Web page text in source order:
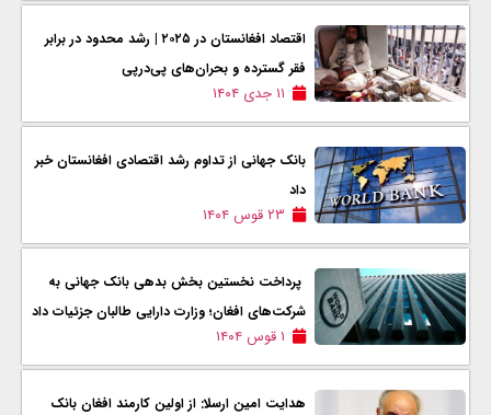
اقتصاد افغانستان در ۲۰۲۵ | رشد محدود در برابر
فقر گسترده و بحران‌های پی‌درپی
۱۱ جدی ۱۴۰۴
بانک جهانی از تداوم رشد اقتصادی افغانستان خبر
داد
۲۳ قوس ۱۴۰۴
پرداخت نخستین بخش بدهی بانک جهانی به
شرکت‌های افغان؛ وزارت دارایی طالبان جزئیات داد
۱ قوس ۱۴۰۴
هدایت امین ارسلا: از اولین کارمند افغان بانک